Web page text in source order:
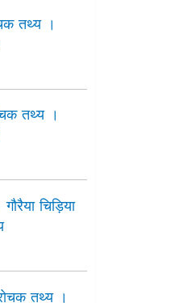
तथ्य ।
तथ्य ।
चिड़िया
तथ्य ।